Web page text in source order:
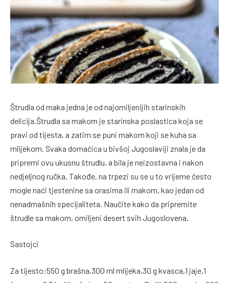
Štrudla od maka jedna je od najomiljenijih starinskih
delicija.Štrudla sa makom je starinska poslastica koja se
pravi od tijesta, a zatim se puni makom koji se kuha sa
mlijekom. Svaka domaćica u bivšoj Jugoslaviji znala je da
pripremi ovu ukusnu štrudlu, a bila je neizostavna i nakon
nedjeljnog ručka. Takođe, na trpezi su se u to vrijeme često
mogle naći tjestenine sa orasima ili makom, kao jedan od
nenadmašnih specijaliteta. Naučite kako da pripremite
štrudle sa makom, omiljeni desert svih Jugoslovena.
Sastojci
Za tijesto:550 g brašna,300 ml mlijeka,30 g kvasca,1 jaje,1